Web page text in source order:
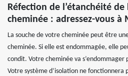
Réfection de l’étanchéité de
cheminée : adressez-vous à
La souche de votre cheminée peut être
cheminée. Si elle est endommagée, elle
condit. Votre cheminée va s’endommager
Votre système d’isolation ne fonctionnera